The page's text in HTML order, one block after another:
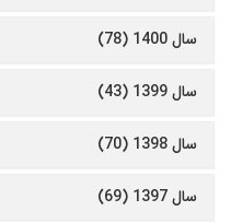
سال 1400 (78)
سال 1399 (43)
سال 1398 (70)
سال 1397 (69)